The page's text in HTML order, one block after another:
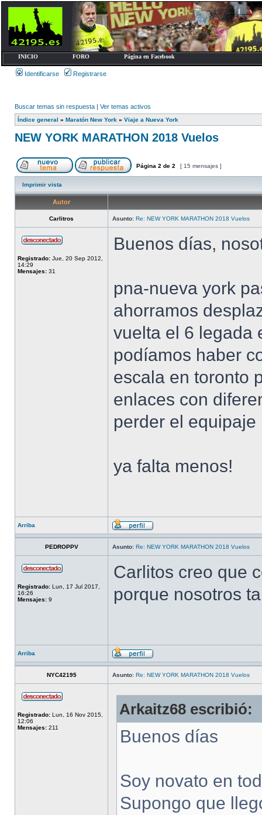
INICIO FORO Página en Facebook
Identificarse Registrarse
Buscar temas sin respuesta | Ver temas activos
Índice general » Maratón New York » Viaje a Nueva York
NEW YORK MARATHON 2018 Vuelos
Página 2 de 2 [ 15 mensajes ]
Imprimir vista
Autor
Carlitros Asunto: Re: NEW YORK MARATHON 2018 Vuelos
Registrado: Jue, 20 Sep 2012,
14:29
Mensajes: 31
Buenos días,
pna-nueva york
ahorramos
vuelta el 6 legada
podíamos haber
escala en toronto
enlaces con
perder el equipaje
ya falta menos!
Arriba
PEDROPPV Asunto: Re: NEW YORK MARATHON 2018 Vuelos
Registrado: Lun, 17 Jul 2017,
16:26
Mensajes: 9
Carlitos creo que
porque nosotros
Arriba
NYC42195 Asunto: Re: NEW YORK MARATHON 2018 Vuelos
Registrado: Lun, 16 Nov 2015,
12:06
Mensajes: 211
Arkaitz68 escribió:
Buenos días
Soy novato en
Supongo que